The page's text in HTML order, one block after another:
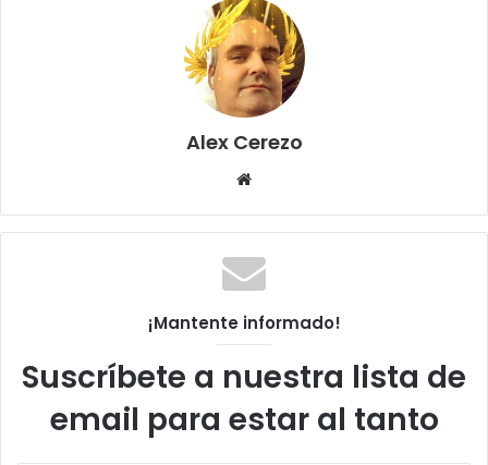
Alex Cerezo
Sitio
¡Mantente informado!
Suscríbete a nuestra lista de
email para estar al tanto